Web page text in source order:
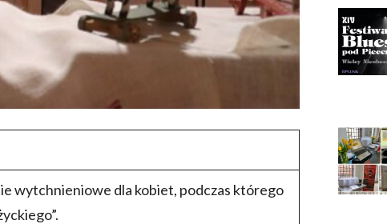
wytchnieniowe dla kobiet, podczas którego